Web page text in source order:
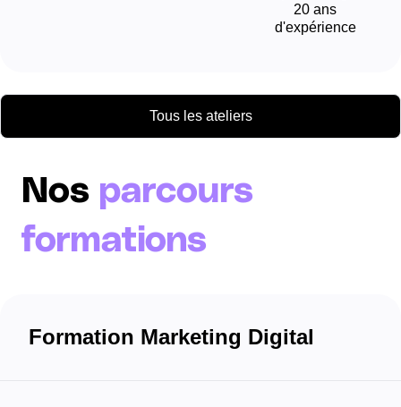
20 ans
d'expérience
Tous les ateliers
Nos parcours
formations
Formation Marketing Digital